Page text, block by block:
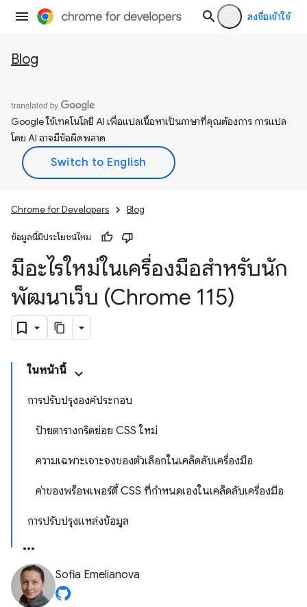
ลงชื่อเข้าใช้
Blog
Google ใช้เทคโนโลยี AI เพื่อแปลเนื้อหาเป็นภาษาที่คุณต้องการ การแปล
โดย AI อาจมีข้อผิดพลาด
Chrome for Developers Blog
ข้อมูลนี้มีประโยชน์ไหม
มีอะไรใหม่ในเครื่องมือสำหรับนัก
พัฒนาเว็บ (Chrome 115)
ในหน้านี้
การปรับปรุงองค์ประกอบ
ป้ายตารางกริดย่อย CSS ใหม่
ความเฉพาะเจาะจงของตัวเลือกในเคล็ดลับเครื่องมือ
ค่าของพร็อพเพอร์ตี้ CSS ที่กำหนดเองในเคล็ดลับเครื่องมือ
การปรับปรุงแหล่งข้อมูล
Sofia Emelianova